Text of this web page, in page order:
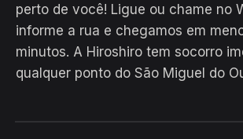
perto de você! Ligue ou chame no
informe a rua e chegamos em
minutos. A Hiroshiro tem socorro
qualquer ponto do São Miguel do
EM CAMPO
Hiroshiro · São Miguel do